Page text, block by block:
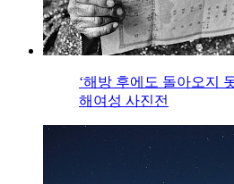
‘해방 후에도 돌아오지
해여성 사진전